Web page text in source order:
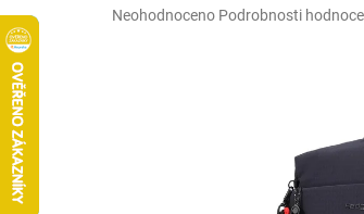
Průměrné
Neohodnoceno Podrobnosti